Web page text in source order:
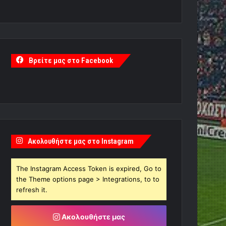
Βρείτε μας στο Facebook
Ακολουθήστε μας στο Instagram
The Instagram Access Token is expired, Go to
the Theme options page > Integrations, to to
refresh it.
Ακολουθήστε μας